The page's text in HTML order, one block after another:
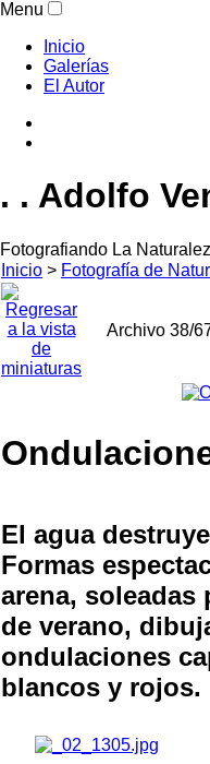
Menu
Inicio
Galerías
El Autor
. . Adolfo
Fotografiando La
Inicio > Fotografía de
Archivo 38/
El agua
Formas
arena,
de verano,
ondulaciones
blancos y rojos.